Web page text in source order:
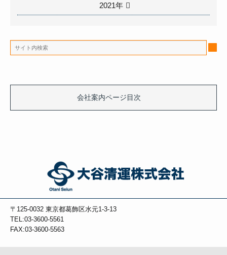
2021年
会社案内ページ目次
〒125-0032 東京都葛飾区水元1-3-13
TEL:03-3600-5561
FAX:03-3600-5563